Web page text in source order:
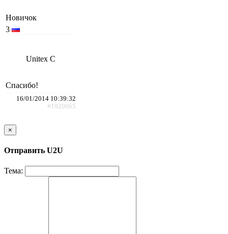
Новичок
3
Unitex C
Спасибо!
16/01/2014 10:39:32
#1920065
×
Отправить U2U
Тема: